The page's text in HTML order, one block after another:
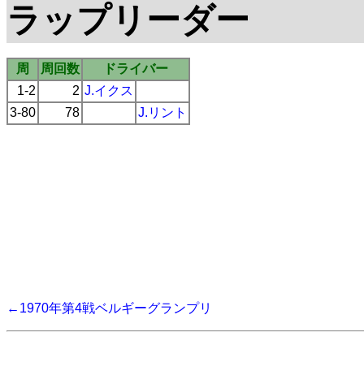
ラップリーダー
周 周回数
ドライバー
1-2
2 J.イクス
3-80
78 J.リント
←1970年第4戦ベルギーグランプリ